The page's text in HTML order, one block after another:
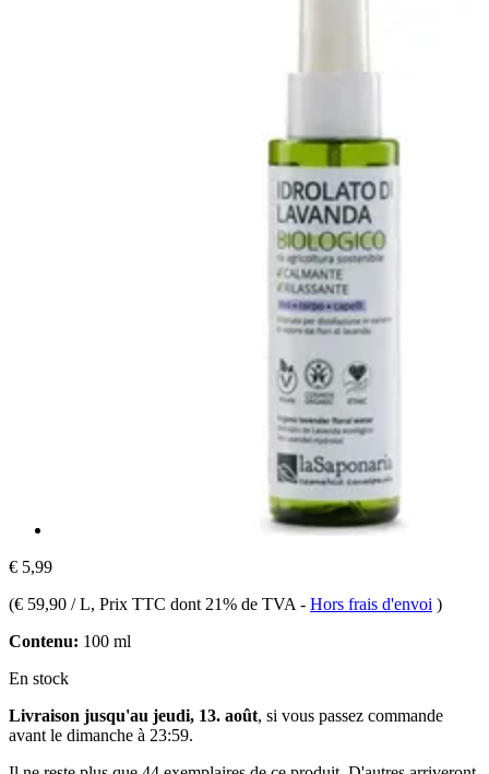
€ 5,99
(€ 59,90 / L, Prix TTC dont 21% de TVA - Hors frais d'envoi )
Contenu: 100 ml
En stock
Livraison jusqu'au jeudi, 13. août, si vous passez commande
avant le dimanche à 23:59.